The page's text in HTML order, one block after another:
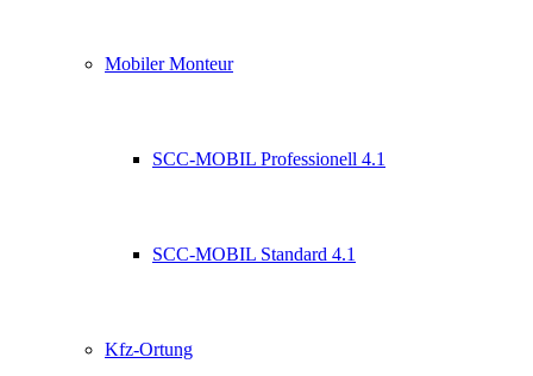
Mobiler Monteur
SCC-MOBIL Professionell 4.1
SCC-MOBIL Standard 4.1
Kfz-Ortung